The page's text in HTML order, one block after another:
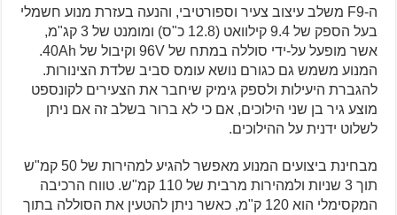
ה-F9 משלב עיצוב צעיר וספורטיבי, והנעה בעזרת מנוע חשמלי
בעל הספק של 9.4 קילוואט (12.8 כ"ס) ומומנט של 3 קג"מ,
אשר מופעל על-ידי סוללה במתח של 96V וקיבול של 40Ah.
המנוע משמש גם כגורם נושא עומס סביב שלדת הצינורות.
להגברת היעילות ולספק גימיק שיחבר את הצעירים לקונספט
מוצע גיר בן שני הילוכים, אם כי לא ברור בשלב זה אם ניתן
לשלוט ידנית על ההילוכים.
מבחינת ביצועים המנוע מאפשר להגיע למהירות של 50 קמ"ש
תוך 3 שניות ולמהירות מרבית של 110 קמ"ש. טווח הרכיבה
המקסימלי הוא 120 ק"מ, כאשר ניתן להטעין את הסוללה בתוך